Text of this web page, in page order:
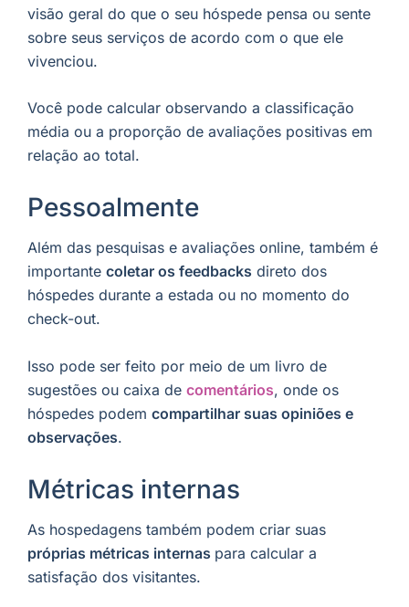
visão geral do que o seu hóspede pensa ou sente
sobre seus serviços de acordo com o que ele
vivenciou.
Você pode calcular observando a classificação
média ou a proporção de avaliações positivas em
relação ao total.
Pessoalmente
Além das pesquisas e avaliações online, também é
importante coletar os feedbacks direto dos
hóspedes durante a estada ou no momento do
check-out.
Isso pode ser feito por meio de um livro de
sugestões ou caixa de comentários, onde os
hóspedes podem compartilhar suas opiniões e
observações.
Métricas internas
As hospedagens também podem criar suas
próprias métricas internas para calcular a
satisfação dos visitantes.